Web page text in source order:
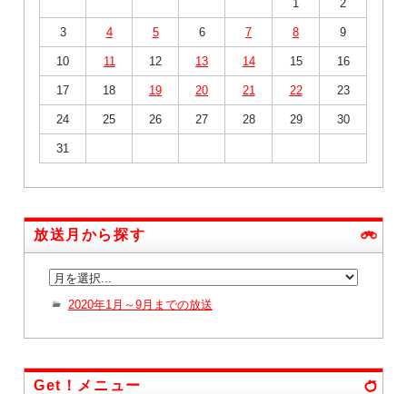
1 2
3 4 5 6 7 8 9
10 11 12 13 14 15 16
17 18 19 20 21 22 23
24 25 26 27 28 29 30
31
放送月から探す
2020年1月～9月までの放送
Get！メニュー